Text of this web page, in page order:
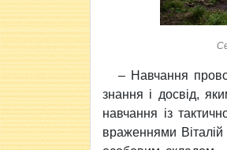
– Навчання
знання і досвід,
навчання із
враженнями